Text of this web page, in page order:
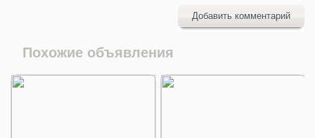
Добавить комментарий
Похожие объявления